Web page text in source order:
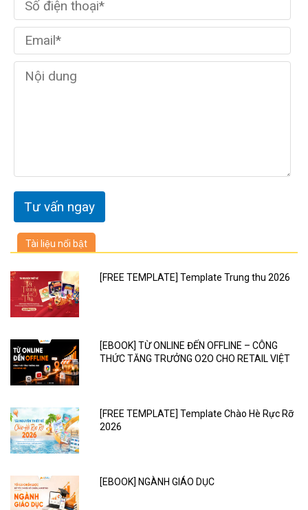
Tài liệu nổi bật
[FREE TEMPLATE] Template Trung thu 2026
[EBOOK] TỪ ONLINE ĐẾN OFFLINE – CÔNG
THỨC TĂNG TRƯỞNG O2O CHO RETAIL VIỆT
[FREE TEMPLATE] Template Chào Hè Rực Rỡ
2026
[EBOOK] NGÀNH GIÁO DỤC